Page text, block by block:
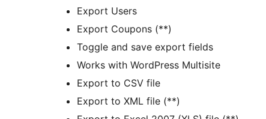
Export Users
Export Coupons (**)
Toggle and save export fields
Works with WordPress Multisite
Export to CSV file
Export to XML file (**)